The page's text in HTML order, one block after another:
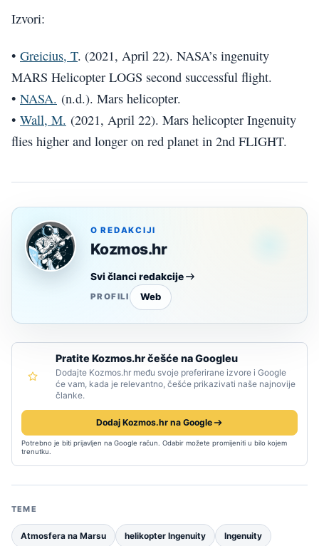
Izvori:
• Greicius, T. (2021, April 22). NASA’s ingenuity
MARS Helicopter LOGS second successful flight.
• NASA. (n.d.). Mars helicopter.
• Wall, M. (2021, April 22). Mars helicopter Ingenuity
flies higher and longer on red planet in 2nd FLIGHT.
O REDAKCIJI
Kozmos.hr
Svi članci redakcije
PROFILI Web
Pratite Kozmos.hr češće na Googleu
Dodajte Kozmos.hr među svoje preferirane izvore i Google
će vam, kada je relevantno, češće prikazivati naše najnovije
članke.
Dodaj Kozmos.hr na Google
Potrebno je biti prijavljen na Google račun. Odabir možete promijeniti u bilo kojem
trenutku.
TEME
Atmosfera na Marsu helikopter Ingenuity Ingenuity